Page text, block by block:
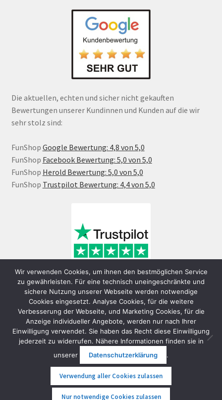
Die aktuellen, echten und sicher nicht gekauften
Bewertungen unserer Kundinnen und Kunden auf die wir
sehr stolz sind:
FunShop Google Bewertung: 4,8 von 5,0
FunShop Facebook Bewertung: 5,0 von 5,0
FunShop Herold Bewertung: 5,0 von 5,0
FunShop Trustpilot Bewertung: 4,4 von 5,0
© FunShop Wien - Hochqualitative Elektromobilität 2026
Datenschutzerklärung
Erstellt mit WooCommerce
Wir verwenden Cookies, um ihnen den bestmöglichen Service
zu gewährleisten. Für eine technisch uneingeschränkte und
sichere Nutzung unserer Webseite werden notwendige
Cookies eingesetzt. Analyse Cookies, für die weitere
Verbesserung der Webseite, und Marketing Cookies, für die
Anzeige individueller Angebote, werden nur nach Ihrer
Einwilligung verwendet. Sie haben das Recht diese Einwilligung
jederzeit zu widerrufen. Nähere Informationen finden sie in
unserer
Datenschutzerklärung .
Verwendung aller Cookies zulassen
Nur notwendige Cookies zulassen